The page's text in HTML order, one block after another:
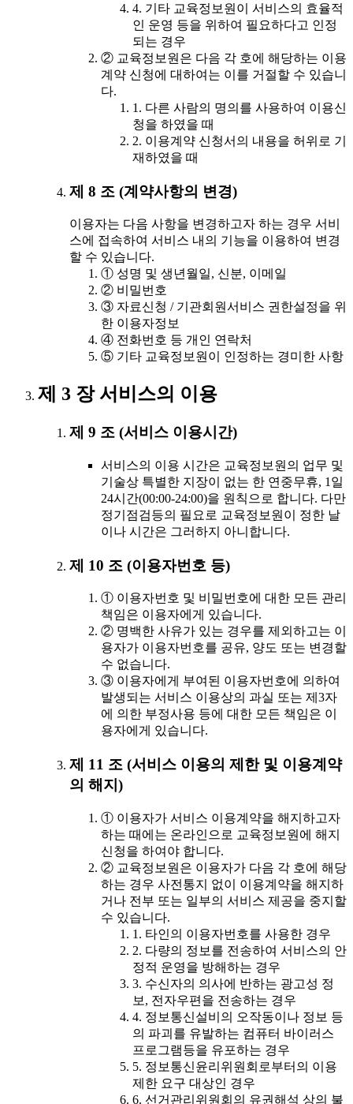
4. 기타 교육정보원이 서비스의 효율적
인 운영 등을 위하여 필요하다고 인정
되는 경우
② 교육정보원은 다음 각 호에 해당하는 이용
계약 신청에 대하여는 이를 거절할 수 있습니
다.
1. 다른 사람의 명의를 사용하여 이용신
청을 하였을 때
2. 이용계약 신청서의 내용을 허위로 기
재하였을 때
제 8 조 (계약사항의 변경)
이용자는 다음 사항을 변경하고자 하는 경우 서비
스에 접속하여 서비스 내의 기능을 이용하여 변경
할 수 있습니다.
① 성명 및 생년월일, 신분, 이메일
② 비밀번호
③ 자료신청 / 기관회원서비스 권한설정을 위
한 이용자정보
④ 전화번호 등 개인 연락처
⑤ 기타 교육정보원이 인정하는 경미한 사항
제 3 장 서비스의 이용
제 9 조 (서비스 이용시간)
서비스의 이용 시간은 교육정보원의 업무 및
기술상 특별한 지장이 없는 한 연중무휴, 1일
24시간(00:00-24:00)을 원칙으로 합니다. 다만
정기점검등의 필요로 교육정보원이 정한 날
이나 시간은 그러하지 아니합니다.
제 10 조 (이용자번호 등)
① 이용자번호 및 비밀번호에 대한 모든 관리
책임은 이용자에게 있습니다.
② 명백한 사유가 있는 경우를 제외하고는 이
용자가 이용자번호를 공유, 양도 또는 변경할
수 없습니다.
③ 이용자에게 부여된 이용자번호에 의하여
발생되는 서비스 이용상의 과실 또는 제3자
에 의한 부정사용 등에 대한 모든 책임은 이
용자에게 있습니다.
제 11 조 (서비스 이용의 제한 및 이용계약
의 해지)
① 이용자가 서비스 이용계약을 해지하고자
하는 때에는 온라인으로 교육정보원에 해지
신청을 하여야 합니다.
② 교육정보원은 이용자가 다음 각 호에 해당
하는 경우 사전통지 없이 이용계약을 해지하
거나 전부 또는 일부의 서비스 제공을 중지할
수 있습니다.
1. 타인의 이용자번호를 사용한 경우
2. 다량의 정보를 전송하여 서비스의 안
정적 운영을 방해하는 경우
3. 수신자의 의사에 반하는 광고성 정
보, 전자우편을 전송하는 경우
4. 정보통신설비의 오작동이나 정보 등
의 파괴를 유발하는 컴퓨터 바이러스
프로그램등을 유포하는 경우
5. 정보통신윤리위원회로부터의 이용
제한 요구 대상인 경우
6. 선거관리위원회의 유권해석 상의 불